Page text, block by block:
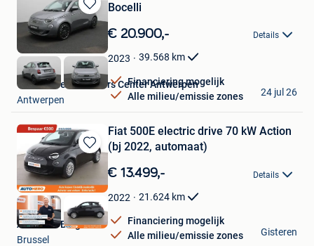
Bewaren
in
Favorieten
Bocelli
€ 20.900,- Details
2023 39.568 km
Financiering mogelijk
Alle milieu/emissie zones
Van Mossel Used Cars Center Antwerpen
Antwerpen
24 jul 26
Bewaren
in
Mijn
Favorieten
Fiat 500E electric drive 70 kW Action
(bj 2022, automaat)
€ 13.499,- Details
2022 21.624 km
Financiering mogelijk
Alle milieu/emissie zones
Autohero België
Brussel
Gisteren